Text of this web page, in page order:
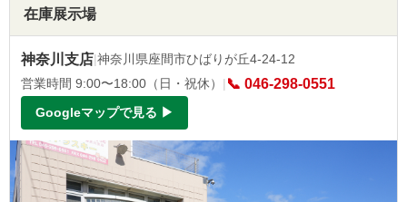
在庫展示場
神奈川支店|神奈川県座間市ひばりが丘4-24-12
営業時間 9:00〜18:00（日・祝休） | 📞 046-298-0551
Googleマップで見る ▶